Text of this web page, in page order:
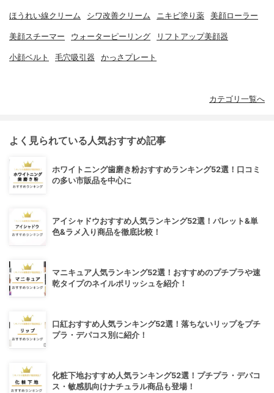
ほうれい線クリーム シワ改善クリーム ニキビ塗り薬 美顔ローラー
美顔スチーマー ウォーターピーリング リフトアップ美顔器
小顔ベルト 毛穴吸引器 かっさプレート
カテゴリ一覧へ
よく見られている人気おすすめ記事
ホワイトニング歯磨き粉おすすめランキング52選！口コミ
の多い市販品を中心に
アイシャドウおすすめ人気ランキング52選！パレット&単
色&ラメ入り商品を徹底比較！
マニキュア人気ランキング52選！おすすめのプチプラや速
乾タイプのネイルポリッシュを紹介！
口紅おすすめ人気ランキング52選！落ちないリップをプチ
プラ・デパコス別に紹介！
化粧下地おすすめ人気ランキング52選！プチプラ・デパコ
ス・敏感肌向けナチュラル商品も登場！